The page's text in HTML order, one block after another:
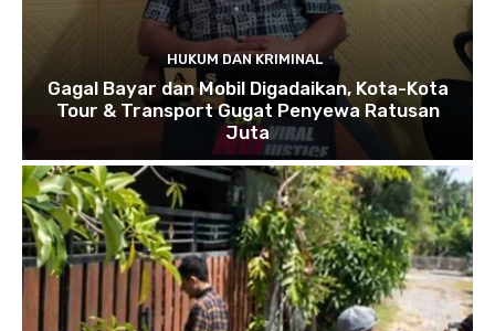
HUKUM DAN KRIMINAL
Gagal Bayar dan Mobil Digadaikan, Kota-Kota
Tour & Transport Gugat Penyewa Ratusan
Juta